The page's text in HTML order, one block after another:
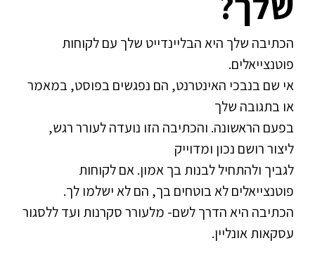
הכתיבה שלך היא הבליינדייט שלך עם לקוחות
פוטנצייאלים.
אי שם בנבכי האינטרנט, הם נפגשים בפוסט, במאמר
או בתגובה שלך
בפעם הראשונה. והכתיבה הזו נועדה לעורר רגש,
ליצור רושם נכון ומדוייק
לגביך ולהתחיל לבנות בך אמון. אם לקוחות
פוטנצייאלים לא בוטחים בך, הם לא ישלמו לך.
הכתיבה היא הדרך לשם- מלעורר סקרנות ועד ללסגור
עסקאות אונליין.